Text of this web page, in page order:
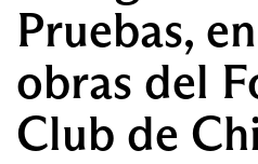
Pruebas,
obras del
Club de